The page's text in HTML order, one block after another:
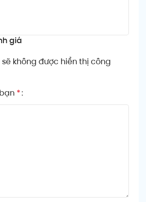
giá
không được hiển thị công
*